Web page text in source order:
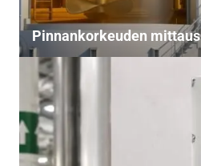
Pinnan­korkeuden mittaus